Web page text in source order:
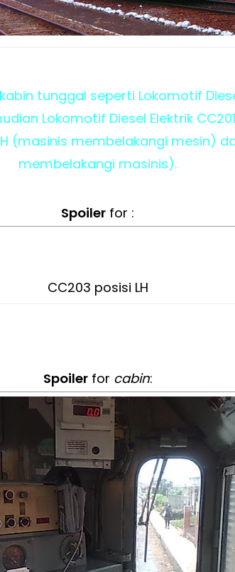
tunggal seperti Lokomotif Diesel
Lokomotif Diesel Elektrik
(masinis membelakangi mesin)
membelakangi masinis).
Spoiler for :
CC203 posisi LH
Spoilerfor cabin: